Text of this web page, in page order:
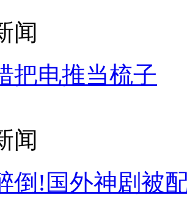
闻
把电推当梳子
闻
倒!国外神剧被